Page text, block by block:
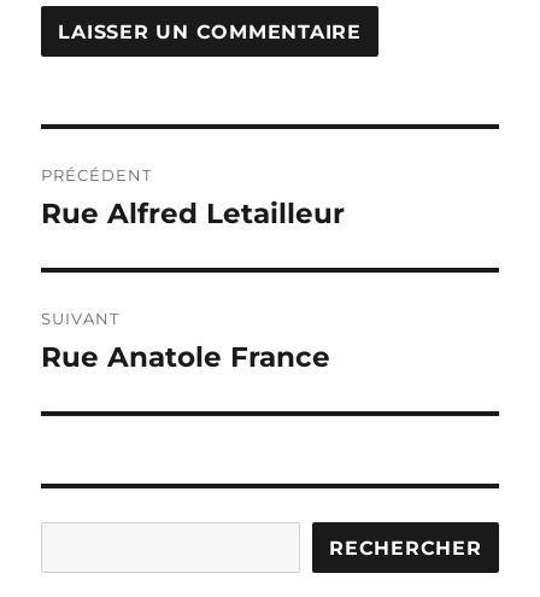
de
PRÉCÉDENT
Publication
Rue Alfred Letailleur
SUIVANT
Publication
Rue Anatole France
RECHERCHER